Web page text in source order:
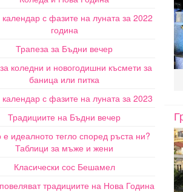
с фазите на луната за 2022
година
Трапеза за Бъдни вечер
коледни и новогодишни късмети за
баница или питка
с фазите на луната за 2023
Традициите на Бъдни вечер
е идеалното тегло според ръста ни?
Таблици за мъже и жени
Класически сос Бешамел
традициите на Нова Година